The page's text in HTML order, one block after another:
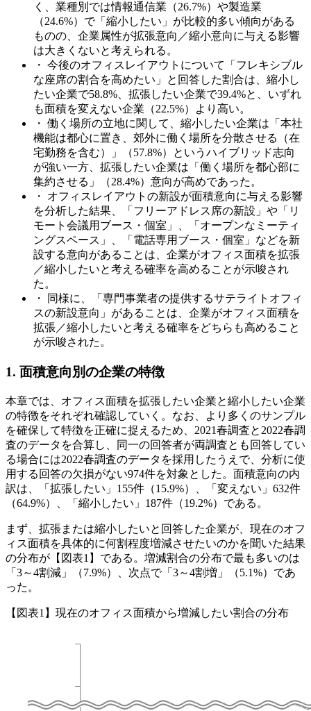
く、業種別では情報通信業（26.7%）や製造業
（24.6%）で「縮小したい」が比較的多い傾向がある
ものの、企業属性が拡張意向／縮小意向に与える影響
は大きくないと考えられる。
・ 今後のオフィスレイアウトについて「フレキシブル
な座席の割合を高めたい」と回答した割合は、縮小し
たい企業で58.8%、拡張したい企業で39.4%と、いずれ
も面積を変えない企業（22.5%）より高い。
・ 働く場所の立地に関して、縮小したい企業は「本社
機能は都心に置き、郊外に働く場所を分散させる（在
宅勤務を含む）」（57.8%）というハイブリッド志向
が強い一方、拡張したい企業は「働く場所を都心部に
集約させる」（28.4%）意向が高めであった。
・ オフィスレイアウトの新設が面積意向に与える影響
を分析した結果、「フリーアドレス席の新設」や「リ
モート会議用ブース・個室」、「オープンなミーティ
ングスペース」、「電話専用ブース・個室」などを新
設する意向があることは、企業がオフィス面積を拡張
／縮小したいと考える確率を高めることが示唆され
た。
・ 同様に、「専門事業者の提供するサテライトオフィ
スの新設意向」があることは、企業がオフィス面積を
拡張／縮小したいと考える確率をどちらも高めること
が示唆された。
1. 面積意向別の企業の特徴
本章では、オフィス面積を拡張したい企業と縮小したい企業
の特徴をそれぞれ確認していく。なお、より多くのサンプル
を確保して特徴を正確に捉えるため、2021春調査と2022春調
査のデータを合算し、同一の回答者が両調査とも回答してい
る場合には2022春調査のデータを採用したうえで、分析に使
用する回答の欠損がない974件を対象とした。面積意向の内
訳は、「拡張したい」155件（15.9%）、「変えない」632件
（64.9%）、「縮小したい」187件（19.2%）である。
まず、拡張または縮小したいと回答した企業が、現在のオフ
ィス面積を具体的に何割程度増減させたいのかを聞いた結果
の分布が【図表1】である。増減割合の分布で最も多いのは
「3～4割減」（7.9%）、次点で「3～4割増」（5.1%）であ
った。
【図表1】現在のオフィス面積から増減したい割合の分布